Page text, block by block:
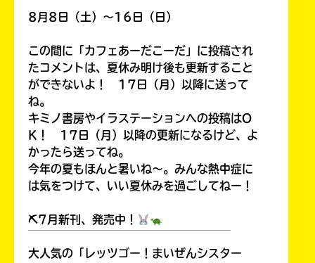
8月8日（土）～16日（日）
この間に「カフェあーだこーだ」に投稿され
たコメントは、夏休み明け後も更新すること
ができないよ！ 17日（月）以降に送って
ね。
キミノ書房やイラステーションへの投稿はO
K！ 17日（月）以降の更新になるけど、よ
かったら送ってね。
今年の夏もほんと暑いね～。みんな熱中症に
は気をつけて、いい夏休みを過ごしてねー！
⛏7月新刊、発売中！
大人気の「レッツゴー！まいぜんシスター